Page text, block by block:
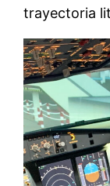
trayectoria